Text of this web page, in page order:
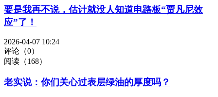
要是我再不说，估计就没人知道电路板“贾凡尼效
应”了！
2026-04-07 10:24
评论（0）
阅读（168）
老实说：你们关心过表层绿油的厚度吗？